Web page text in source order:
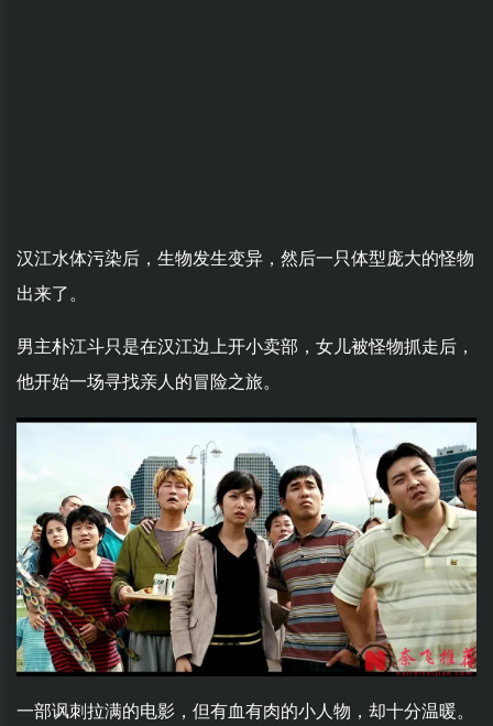
汉江水体污染后，生物发生变异，然后一只体型庞大的怪物
出来了。
男主朴江斗只是在汉江边上开小卖部，女儿被怪物抓走后，
他开始一场寻找亲人的冒险之旅。
一部讽刺拉满的电影，但有血有肉的小人物，却十分温暖。